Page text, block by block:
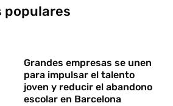
populares
Grandes empresas se unen
para impulsar el talento
joven y reducir el abandono
escolar en Barcelona